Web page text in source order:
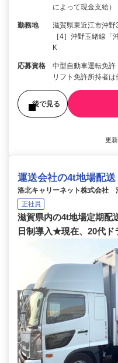
によって現金支給）
勤務地
滋賀県東近江市沖
［4］沖野玉緒線
K
応募資格
中型自動車運転免
リフト免許所持者は
後で見る
更
運送会社の4t地場配
洛北キャリーネット株式会社
正社員
滋賀県内の4t地場定期
日制導入★現在、20代ド